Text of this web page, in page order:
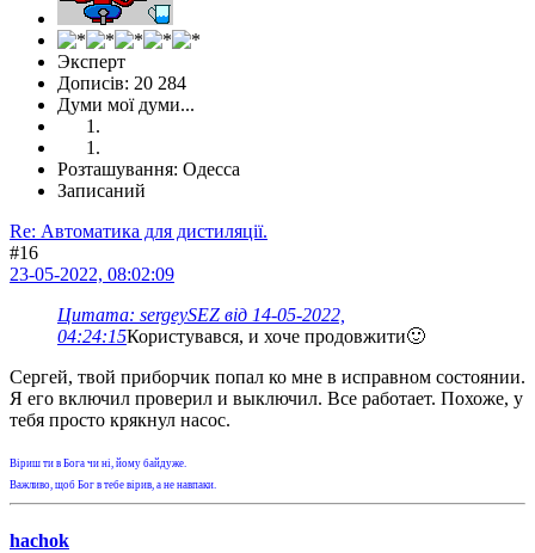
Эксперт
Дописів: 20 284
Думи мої думи...
Розташування: Одесса
Записаний
Re: Автоматика для дистиляції.
#16
23-05-2022, 08:02:09
Цитата: sergeySEZ від 14-05-2022,
04:24:15Користувався, и хоче продовжити🙂
Сергей, твой приборчик попал ко мне в исправном состоянии.
Я его включил проверил и выключил. Все работает. Похоже, у
тебя просто крякнул насос.
Віриш ти в Бога чи ні, йому байдуже.
Важливо, щоб Бог в тебе вірив, а не навпаки.
hachok